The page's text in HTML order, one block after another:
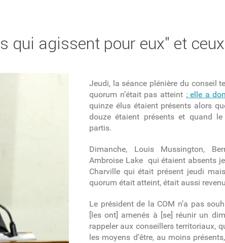
qui agissent pour eux" et
Jeudi, la séance plénière du conseil
quorum n’était pas atteint ;elle a
quinze élus étaient présents alors
douze étaient présents et quand
partis.
Dimanche, Louis Mussington,
Ambroise Lake qui étaient absents
Charville qui était présent jeudi
quorum était atteint, était aussi
Le président de la COM n’a pas
[les ont] amenés à [se] réunir un
rappeler aux conseillers territoriaux,
les moyens d’être, au moins